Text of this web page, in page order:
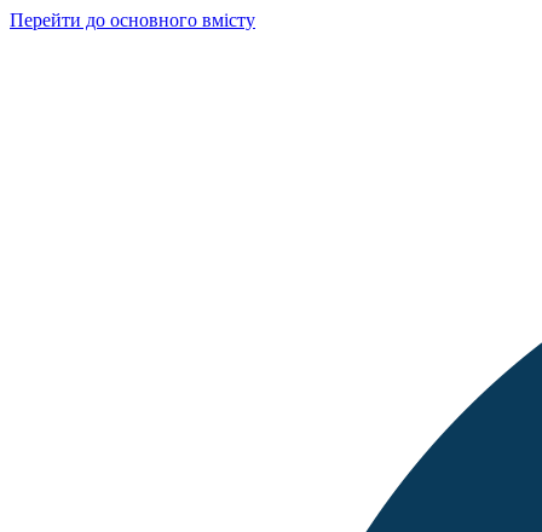
Перейти до основного вмісту